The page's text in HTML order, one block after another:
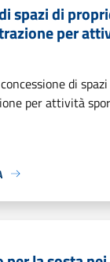
spazi di
per
di
per attività